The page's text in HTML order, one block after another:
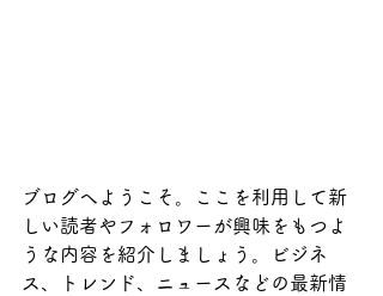
ブログへようこそ。ここを利用して新
しい読者やフォロワーが興味をもつよ
うな内容を紹介しましょう。ビジネ
ス、トレンド、ニュースなどの最新情